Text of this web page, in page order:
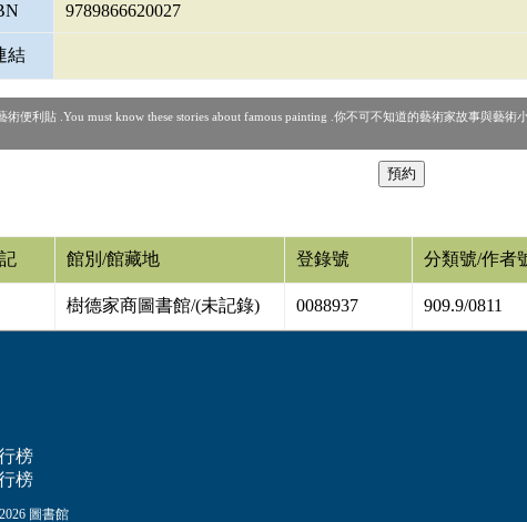
9789866620027
結
術便利貼 .You must know these stories about famous painting .你不可不知道的藝術家故事與藝
館別/館藏地 登錄號 分類號/作者
樹德家商圖書館/(未記錄) 0088937 909.9/0811
榜
榜
圖書館